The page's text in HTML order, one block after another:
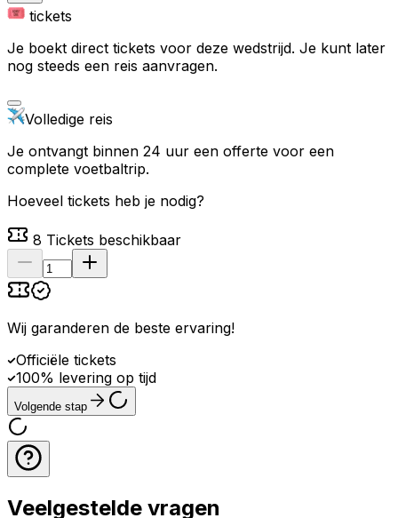
tickets
Je boekt direct tickets voor deze wedstrijd. Je kunt later
nog steeds een reis aanvragen.
Volledige reis
Je ontvangt binnen 24 uur een offerte voor een
complete voetbaltrip.
Hoeveel tickets heb je nodig?
8 Tickets beschikbaar
Wij garanderen de beste ervaring!
Officiële tickets
100% levering op tijd
Volgende stap
Veelgestelde vragen